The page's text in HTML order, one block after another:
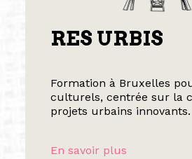
RES URBIS
Formation à Bruxelles
culturels, centrée sur la
projets urbains innovants.
En savoir plus